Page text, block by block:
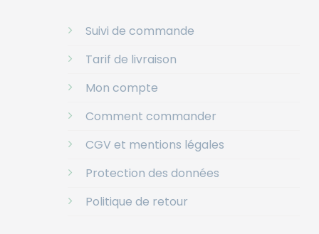
Suivi de commande
Tarif de livraison
Mon compte
Comment commander
CGV et mentions légales
Protection des données
Politique de retour